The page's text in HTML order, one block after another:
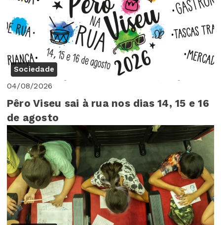
Sociedade
04/08/2026
Pêro Viseu sai à rua nos dias 14, 15 e 16
de agosto